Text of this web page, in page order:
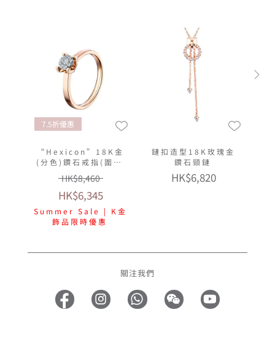
7.5折優惠
“Hexicon”18K金
(分色)鑽石戒指(圍鑲
工藝)
HK$8,460
HK$6,345
Summer Sale | K金
飾品限時優惠
鏈扣造型18K玫瑰金
鑽石頸鏈
HK$6,820
關注我們